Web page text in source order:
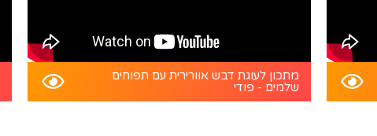
מתכון לעוגת דבש אוורירית עם תפוחים
שלמים - פודי